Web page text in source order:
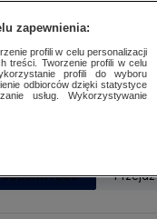
SUBSKRYBUJ
zapewnienia:
profili w celu personalizacji
treści. Tworzenie profili w celu
profili do wyboru
odbiorców dzięki statystyce
usług. Wykorzystywanie